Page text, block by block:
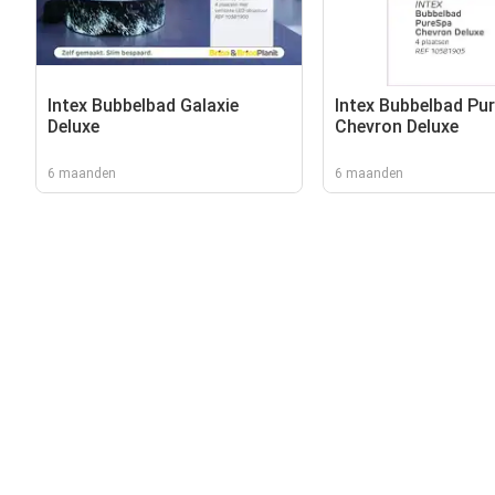
Intex Bubbelbad Galaxie
Deluxe
6 maanden
Intex Bubbelbad
Chevron Deluxe
6 maanden